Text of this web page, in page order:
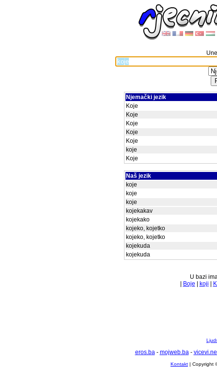
Njemački jezik
Koje
Koje
Koje
Koje
Koje
koje
Koje
Naš jezik
koje
koje
koje
kojekakav
kojekako
kojeko, kojetko
kojeko, kojetko
kojekuda
kojekuda
U bazi
Boje koji
eros.ba- mojweb.ba-
Kontakt | Copyright